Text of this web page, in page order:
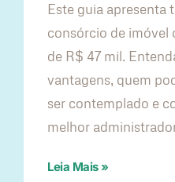
Este guia apresenta
consórcio de imóvel
de R$ 47 mil.
vantagens, quem
ser contemplado e
melhor
Leia Mais »